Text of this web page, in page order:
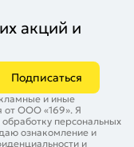
акций и
Подписаться
и иные
от ООО «169». Я
персональных
ознакомление и
и